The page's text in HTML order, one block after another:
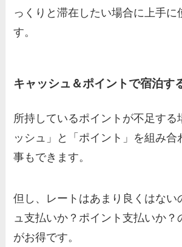
っくりと滞在したい場合に上手に
す。
キャッシュ＆ポイントで宿泊す
所持しているポイントが不足する
ッシュ」と「ポイント」を組み合
事もできます。
但し、レートはあまり良くはない
ュ支払いか？ポイント支払いか？
がお得です。